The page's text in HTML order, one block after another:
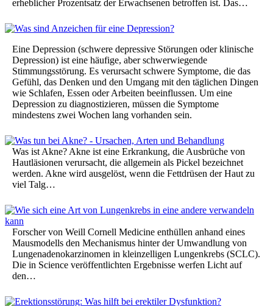
erheblicher Prozentsatz der Erwachsenen betroffen ist. Das…
Eine Depression (schwere depressive Störungen oder klinische
Depression) ist eine häufige, aber schwerwiegende
Stimmungsstörung. Es verursacht schwere Symptome, die das
Gefühl, das Denken und den Umgang mit den täglichen Dingen
wie Schlafen, Essen oder Arbeiten beeinflussen. Um eine
Depression zu diagnostizieren, müssen die Symptome
mindestens zwei Wochen lang vorhanden sein.
Was ist Akne? Akne ist eine Erkrankung, die Ausbrüche von
Hautläsionen verursacht, die allgemein als Pickel bezeichnet
werden. Akne wird ausgelöst, wenn die Fettdrüsen der Haut zu
viel Talg…
Forscher von Weill Cornell Medicine enthüllen anhand eines
Mausmodells den Mechanismus hinter der Umwandlung von
Lungenadenokarzinomen in kleinzelligen Lungenkrebs (SCLC).
Die in Science veröffentlichten Ergebnisse werfen Licht auf
den…